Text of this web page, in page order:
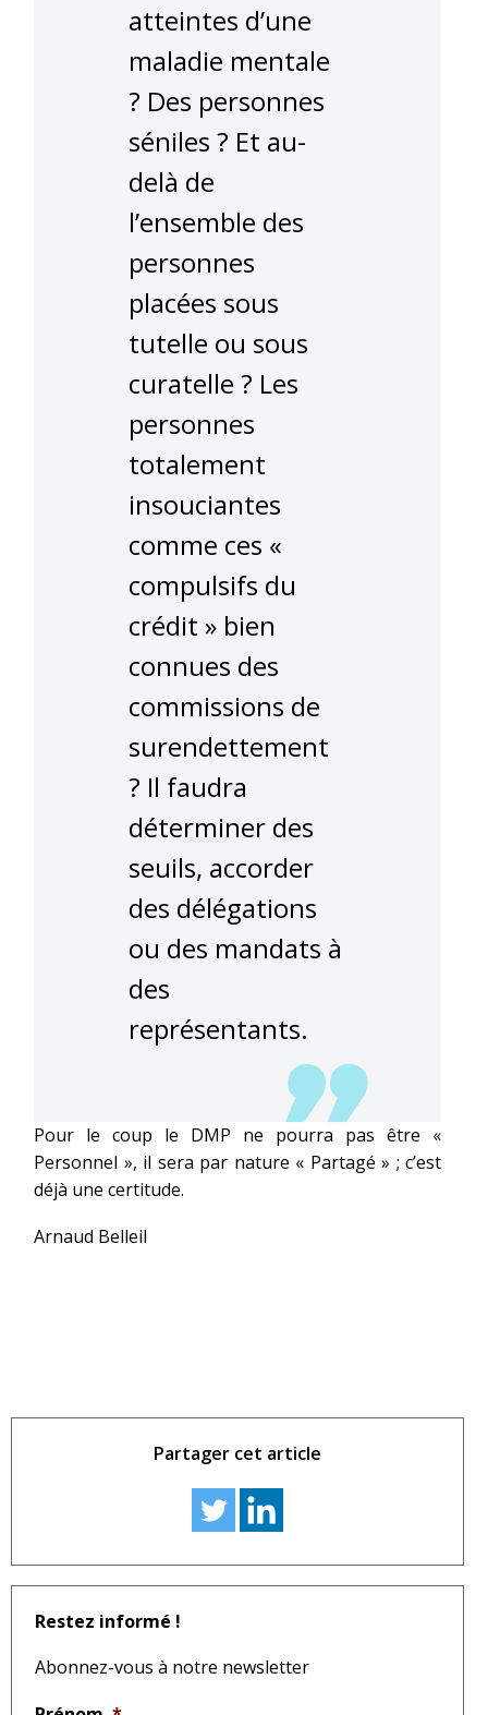
atteintes d’une
maladie mentale
? Des personnes
séniles ? Et au-
delà de
l’ensemble des
personnes
placées sous
tutelle ou sous
curatelle ? Les
personnes
totalement
insouciantes
comme ces «
compulsifs du
crédit » bien
connues des
commissions de
surendettement
? Il faudra
déterminer des
seuils, accorder
des délégations
ou des mandats à
des
représentants.
Pour le coup le DMP ne pourra pas être «
Personnel », il sera par nature « Partagé » ; c’est
déjà une certitude.
Arnaud Belleil
Partager cet article
Restez informé !
Abonnez-vous à notre newsletter